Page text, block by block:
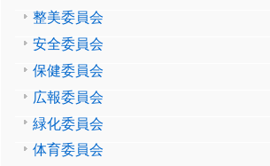
整美委員会
安全委員会
保健委員会
広報委員会
緑化委員会
体育委員会